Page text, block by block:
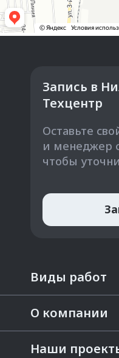
Запись в
Техцентр
Оставьте
и менеджер
чтобы
Виды работ
О компании
Наши